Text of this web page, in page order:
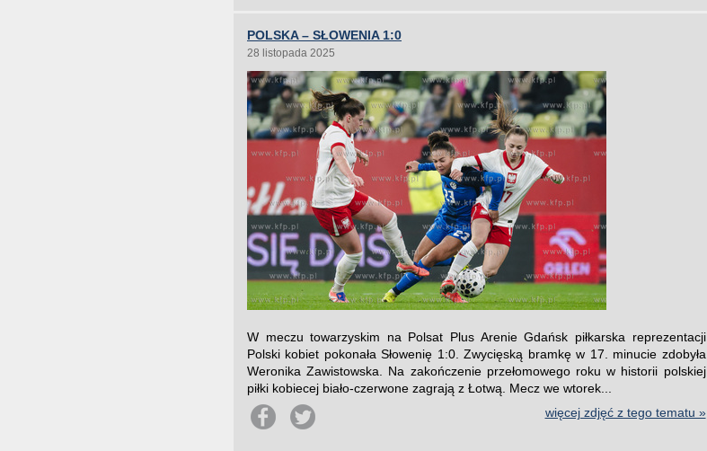
POLSKA – SŁOWENIA 1:0
28 listopada 2025
W meczu towarzyskim na Polsat Plus Arenie Gdańsk piłkarska reprezentacji
Polski kobiet pokonała Słowenię 1:0. Zwycięską bramkę w 17. minucie zdobyła
Weronika Zawistowska. Na zakończenie przełomowego roku w historii polskiej
piłki kobiecej biało-czerwone zagrają z Łotwą. Mecz we wtorek...
więcej zdjęć z tego tematu »